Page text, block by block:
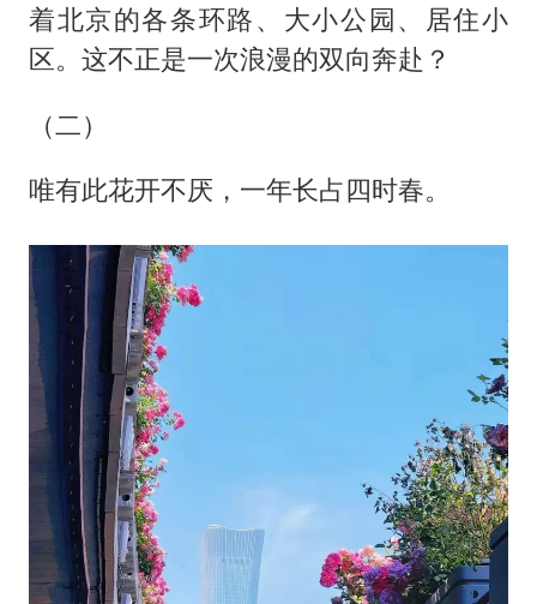
着北京的各条环路、大小公园、居住小
区。这不正是一次浪漫的双向奔赴？
（二）
唯有此花开不厌，一年长占四时春。